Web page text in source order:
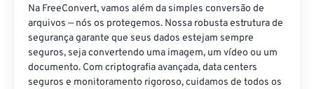
Na FreeConvert, vamos além da simples conversão de
arquivos — nós os protegemos. Nossa robusta estrutura de
segurança garante que seus dados estejam sempre
seguros, seja convertendo uma imagem, um vídeo ou um
documento. Com criptografia avançada, data centers
seguros e monitoramento rigoroso, cuidamos de todos os